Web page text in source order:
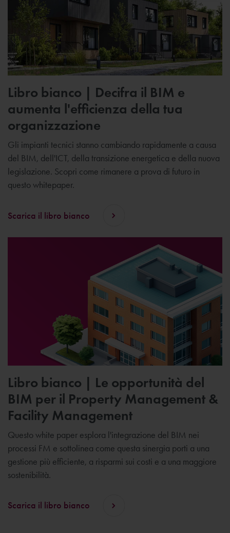
Libro bianco | Decifra il BIM e
aumenta l'efficienza della tua
organizzazione
Gli impianti tecnici stanno cambiando rapidamente a causa
del BIM, dell'ICT, della transizione energetica e della nuova
legislazione. Scopri come rimanere a prova di futuro in
questo whitepaper.
Scarica il libro bianco
Libro bianco | Le opportunità del
BIM per il Property Management &
Facility Management
Questo white paper esplora l'integrazione del BIM nei
processi FM e sottolinea come questa sinergia porti a una
gestione più efficiente, a risparmi sui costi e a una maggiore
sostenibilità.
Scarica il libro bianco